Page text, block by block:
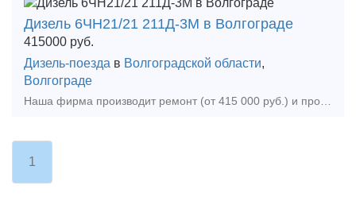
Дизель 6ЧН21/21 211Д-3М в Волгограде
415000 руб.
Дизель-поезда в Волгоградской области,
Волгограде
Наша фирма производит ремонт (от 415 000 руб.) и продаёт дизель (211Д3М). Дизель после капитального ремонта, с гарантийным сроком эксплуатации 6 месяцев. Применяется на тепловозах ТГМ4Б
1